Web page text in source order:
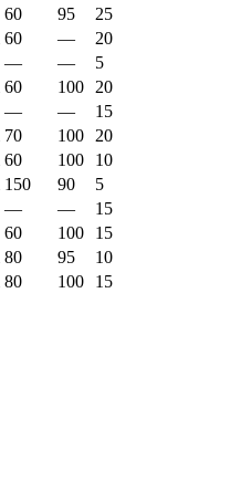
60 95
25
60 —
20
— —
5
60 100
20
— —
15
70 100
20
60 100
10
150 90
5
— —
15
60 100
15
80 95
10
80 100 15